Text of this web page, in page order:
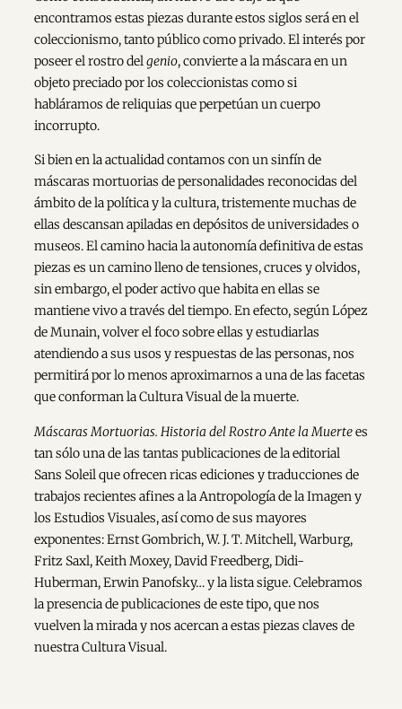
encontramos estas piezas durante estos siglos será en el
coleccionismo, tanto público como privado. El interés por
poseer el rostro delgenio, convierte a la máscara en un
objeto preciado por los coleccionistas como si
habláramos de reliquias que perpetúan un cuerpo
incorrupto.
Si bien en la actualidad contamos con un sinfín de
máscaras mortuorias de personalidades reconocidas del
ámbito de la política y la cultura, tristemente muchas de
ellas descansan apiladas en depósitos de universidades o
museos. El camino hacia la autonomía definitiva de estas
piezas es un camino lleno de tensiones, cruces y olvidos,
sin embargo, el poder activo que habita en ellas se
mantiene vivo a través del tiempo. En efecto, según López
de Munain, volver el foco sobre ellas y estudiarlas
atendiendo a sus usos y respuestas de las personas, nos
permitirá por lo menos aproximarnos a una de las facetas
que conforman la Cultura Visual de la muerte.
Máscaras Mortuorias. Historia del Rostro Ante la Muertees
tan sólo una de las tantas publicaciones de la editorial
Sans Soleil que ofrecen ricas ediciones y traducciones de
trabajos recientes afines a la Antropología de la Imagen y
los Estudios Visuales, así como de sus mayores
exponentes: Ernst Gombrich, W. J. T. Mitchell, Warburg,
Fritz Saxl, Keith Moxey, David Freedberg, Didi-
Huberman, Erwin Panofsky… y la lista sigue. Celebramos
la presencia de publicaciones de este tipo, que nos
vuelven la mirada y nos acercan a estas piezas claves de
nuestra Cultura Visual.